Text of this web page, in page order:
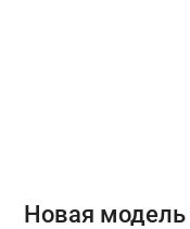
Новая